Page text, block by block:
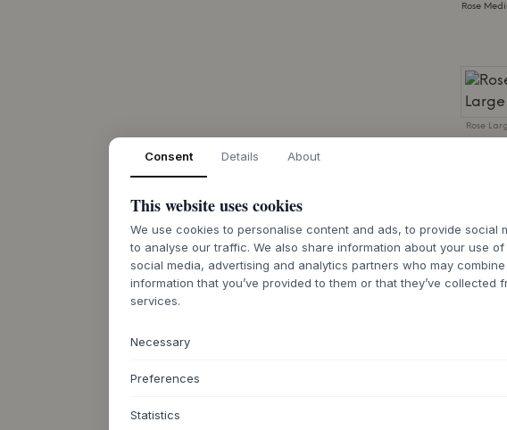
Rose
Rose
Consent Details About
This website uses cookies
We use cookies to personalise content and ads, to provide social
to analyse our traffic. We also share information about your use
social media, advertising and analytics partners who may
information that you’ve provided to them or that they’ve collected
services.
Necessary
Preferences
Statistics